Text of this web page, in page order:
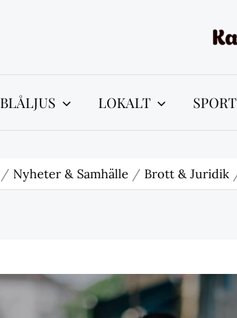
BLÅLJUS LOKALT SPORT
Nyheter & Samhälle Brott & Juridik